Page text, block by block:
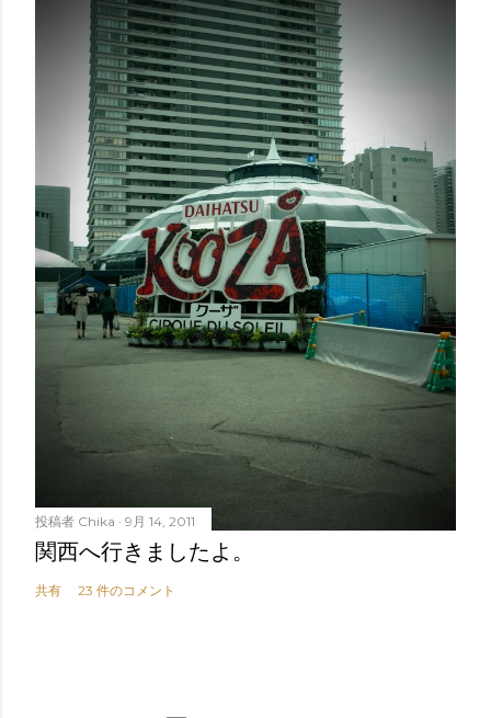
投稿者 Chika 9月 14, 2011
関西へ行きましたよ。
共有 23 件のコメント